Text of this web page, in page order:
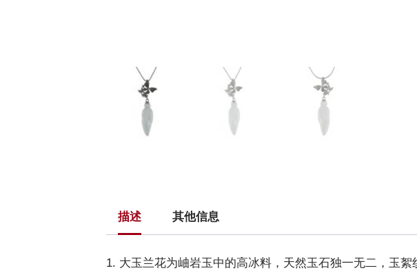
描述 其他信息
1. 大玉兰花为岫岩玉中的高冰料，天然玉石独一无二，玉絮